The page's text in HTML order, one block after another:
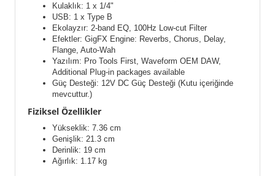
Kulaklık: 1 x 1/4"
USB: 1 x Type B
Ekolayzır: 2-band EQ, 100Hz Low-cut Filter
Efektler: GigFX Engine: Reverbs, Chorus, Delay,
Flange, Auto-Wah
Yazılım: Pro Tools First, Waveform OEM DAW,
Additional Plug-in packages available
Güç Desteği: 12V DC Güç Desteği (Kutu içeriğinde
mevcuttur.)
Fiziksel Özellikler
Yükseklik: 7.36 cm
Genişlik: 21.3 cm
Derinlik: 19 cm
Ağırlık: 1.17 kg